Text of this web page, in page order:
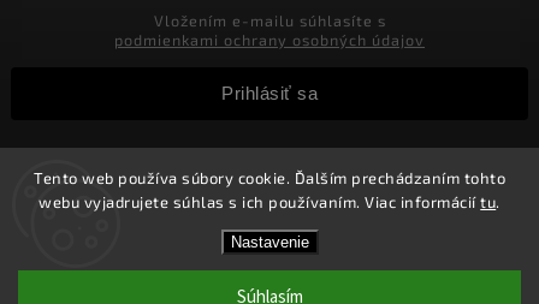
Tento web používa súbory cookie. Ďalším prechádzaním tohto
webu vyjadrujete súhlas s ich používaním. Viac informáciítu.
Nastavenie
Súhlasím
Zľavy pre podnikateľov! Zaregistrujte sa a získajte v
košíku Zľavu 5%! Nie je možné kombinovať s inými
zľavami.
podmienkami ochrany osobných údajov
Prihlásiť sa
Copyright 2026 Velkoobchod-salony.sk. Všetky práva
vyhradené.
Shoptet| Design